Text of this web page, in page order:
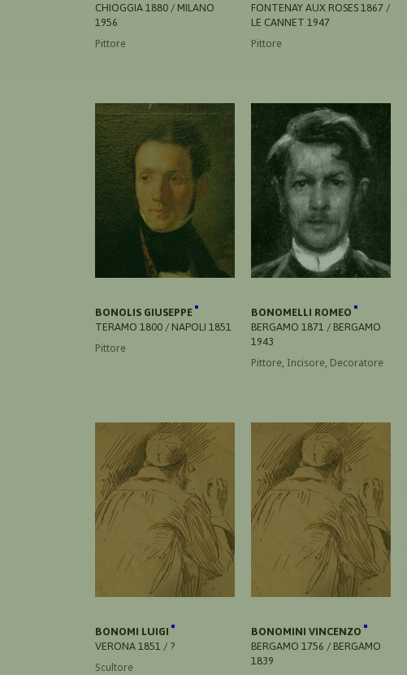
CHIOGGIA 1880 / MILANO
1956
Pittore
FONTENAY AUX ROSES 1867 /
LE CANNET 1947
Pittore
BONOLIS GIUSEPPE
TERAMO 1800 / NAPOLI 1851
Pittore
BONOMELLI ROMEO
BERGAMO 1871 / BERGAMO
1943
Pittore, Incisore, Decoratore
BONOMI LUIGI
VERONA 1851 / ?
Scultore
BONOMINI VINCENZO
BERGAMO 1756 / BERGAMO
1839